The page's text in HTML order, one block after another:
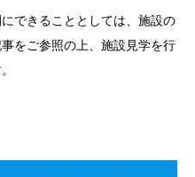
できることとしては、施設の
をご参照の上、施設見学を行